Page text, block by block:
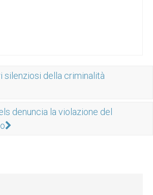
silenziosi della criminalità
denuncia la violazione del